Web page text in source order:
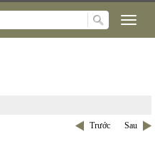
Trước Sau